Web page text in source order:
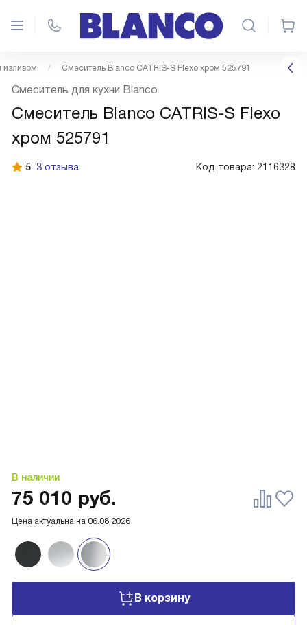
Смеситель Blanco CATRIS-S Flexo хром 525791
5 3 отзыва Код товара: 2116328
В наличии
Смеситель для кухни Blanco
Смеситель Blanco CATRIS-S Flexo
хром 525791
Цена актуальна на 06.08.2026
75 010 руб.
В корзину